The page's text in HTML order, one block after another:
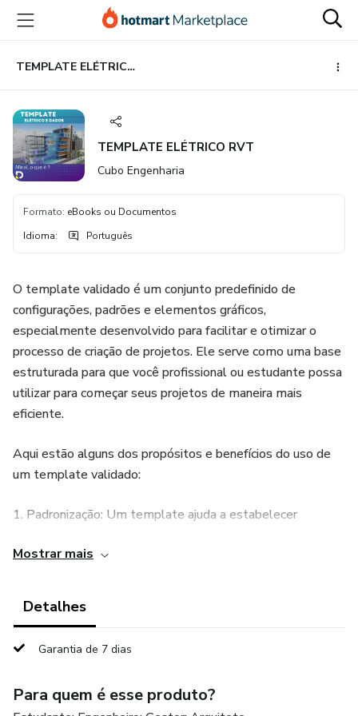
para
conteúdo
principal
para
pagamento
para
rodapé
TEMPLATE ELÉTRICO RVT
TEMPLATE ELÉTRICO RVT
Cubo Engenharia
Formato: eBooks ou Documentos
Idioma: Português
O template validado é um conjunto predefinido de
configurações, padrões e elementos gráficos,
especialmente desenvolvido para facilitar e otimizar o
processo de criação de projetos. Ele serve como uma base
estruturada para que você profissional ou estudante possa
utilizar para começar seus projetos de maneira mais
eficiente.
Aqui estão alguns dos propósitos e benefícios do uso de
um template validado:
1. Padronização: Um template ajuda a estabelecer
uma aparência profissional e facilitando a colaboração entre
2. Economia de Tempo: Ao começar com um template, os
repetitiva de configurações e elementos comuns a cada
Mostrar mais
Detalhes
Garantia de 7 dias
Para quem é esse produto?